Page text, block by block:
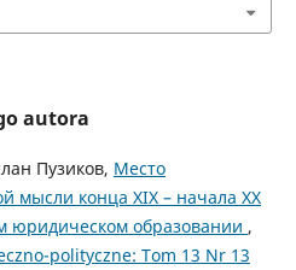
autora
Пузиков, Место
мысли конца XIX – начала XX
юридическом образовании ,
polityczne: Tom 13 Nr 13